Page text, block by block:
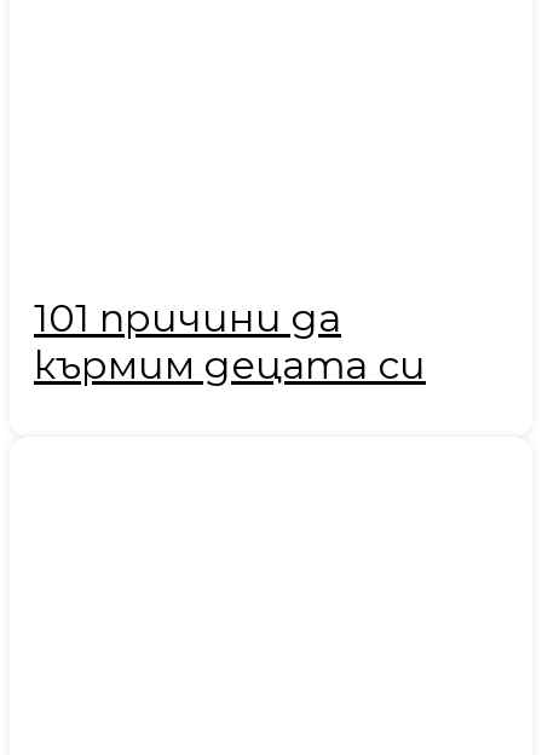
101 причини да
кърмим децата си